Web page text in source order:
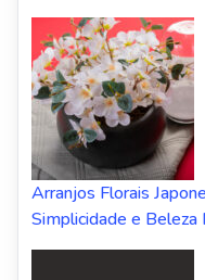
Arranjos Florais
Simplicidade e Beleza